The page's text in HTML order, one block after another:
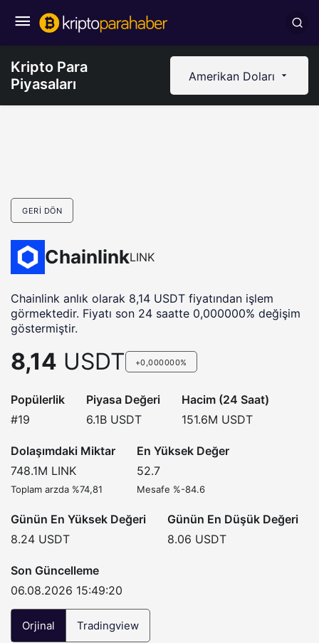
Kripto Para
Piyasaları
Amerikan Doları
GERI DÖN
ChainlinkLINK
Chainlink anlık olarak 8,14 USDT fiyatından işlem
görmektedir. Fiyatı son 24 saatte 0,000000% değişim
göstermiştir.
8,14 USDT +0,000000%
Popülerlik
#19
Piyasa Değeri
6.1B USDT
Hacim (24 Saat)
151.6M USDT
Dolaşımdaki Miktar
748.1M LINK
Toplam arzda %74,81
En Yüksek Değer
52.7
Mesafe %-84.6
Günün En Yüksek Değeri
8.24 USDT
Günün En Düşük Değeri
8.06 USDT
Son Güncelleme
06.08.2026 15:49:20
Orjinal Tradingview